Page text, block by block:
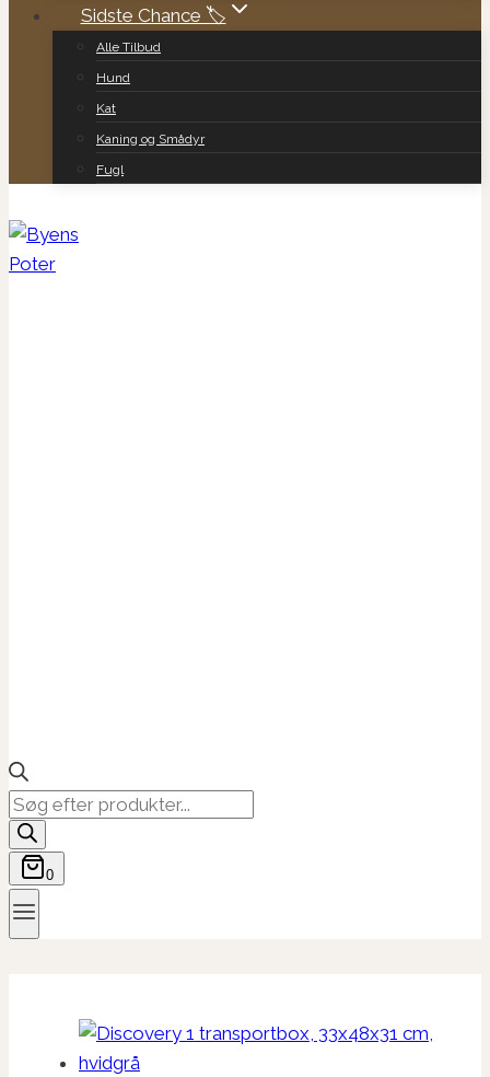
Sidste Chance 🏷️
Alle Tilbud
Hund
Kat
Kaning og Smådyr
Fugl
Products
search
0